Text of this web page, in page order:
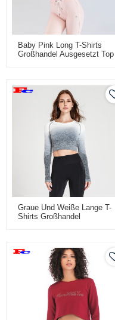
Baby Pink Long T-Shirts
Großhandel Ausgesetzt Top
Graue Und Weiße Lange T-
Shirts Großhandel